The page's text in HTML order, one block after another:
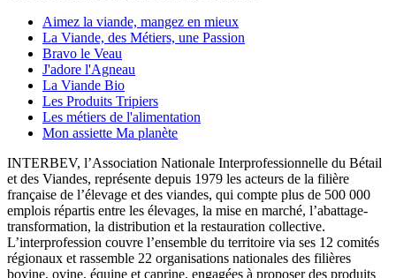
Aimez la viande, mangez en mieux
La Viande, des Métiers, une Passion
Bravo le Veau
J'adore l'Agneau
La Viande Bio
Les Produits Tripiers
Les métiers de l'alimentation
Mon assiette Ma planète
INTERBEV, l’Association Nationale Interprofessionnelle du Bétail
et des Viandes, représente depuis 1979 les acteurs de la filière
française de l’élevage et des viandes, qui compte plus de 500 000
emplois répartis entre les élevages, la mise en marché, l’abattage-
transformation, la distribution et la restauration collective.
L’interprofession couvre l’ensemble du territoire via ses 12 comités
régionaux et rassemble 22 organisations nationales des filières
bovine, ovine, équine et caprine, engagées à proposer des produits